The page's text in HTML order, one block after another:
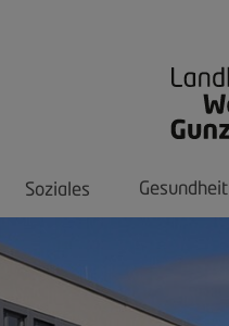
Soziales Gesundheit